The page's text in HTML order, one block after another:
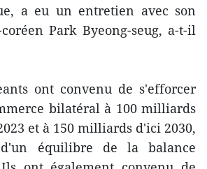
a eu un entretien avec son
Park Byeong-seug, a-t-il
ont convenu de s'efforcer
bilatéral à 100 milliards
et à 150 milliards d'ici 2030,
équilibre de la balance